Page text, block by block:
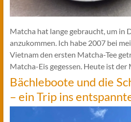
Matcha hat lange gebraucht, um in
anzukommen. Ich habe 2007 bei
Vietnam den ersten Matcha-Tee
Matcha-Eis gegessen. Heute ist
Bächleboote und die
– ein Trip ins